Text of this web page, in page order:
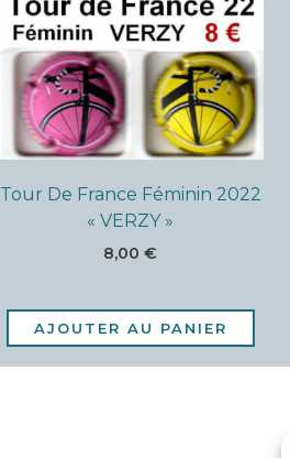
Tour De France Féminin 2022
« VERZY »
8,00€
AJOUTER AU PANIER